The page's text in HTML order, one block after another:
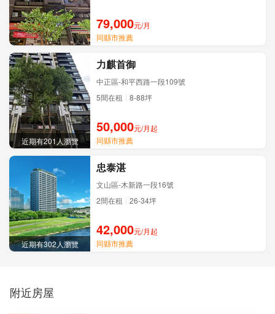
79,000元/月
同縣市推薦
近期有201人瀏覽
力麒首御
中正區-和平西路一段109號
5間在租
8-88坪
50,000元/月起
同縣市推薦
近期有302人瀏覽
忠泰湛
文山區-木新路一段16號
2間在租
26-34坪
42,000元/月起
同縣市推薦
附近房屋